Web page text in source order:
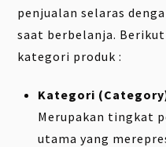
penjualan selaras
saat berbelanja.
kategori produk :
Kategori
Merupakan tingkat
utama yang